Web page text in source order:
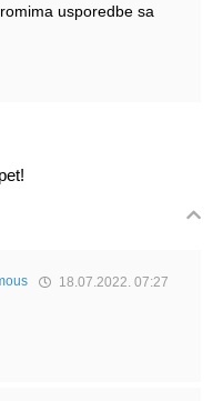
usporedbe sa
18.07.2022. 07:27